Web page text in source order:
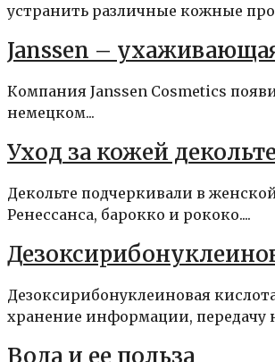
устранить различные кожные
Janssen –
Компания Janssen Cosmetics
немецком...
Уход за кожей
Декольте подчеркивали в
Ренессанса, барокко и рококо....
Дезоксирибонуклеиновая
хранение информации, передачу
Вода и ее польза